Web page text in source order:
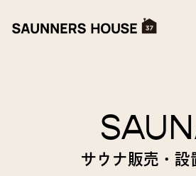
サウナ販売・設